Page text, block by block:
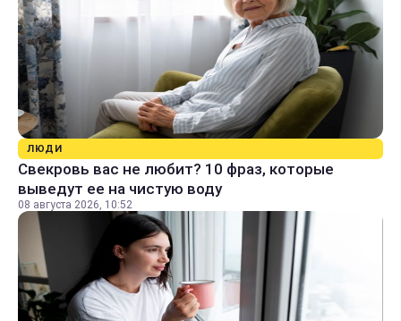
ЛЮДИ
Свекровь вас не любит? 10 фраз, которые
выведут ее на чистую воду
08 августа 2026, 10:52